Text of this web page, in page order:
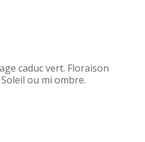
caduc vert. Floraison
ou mi ombre.